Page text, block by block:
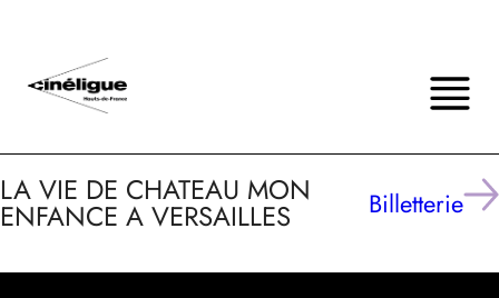
LA VIE DE CHATEAU MON
ENFANCE A VERSAILLES Billetterie